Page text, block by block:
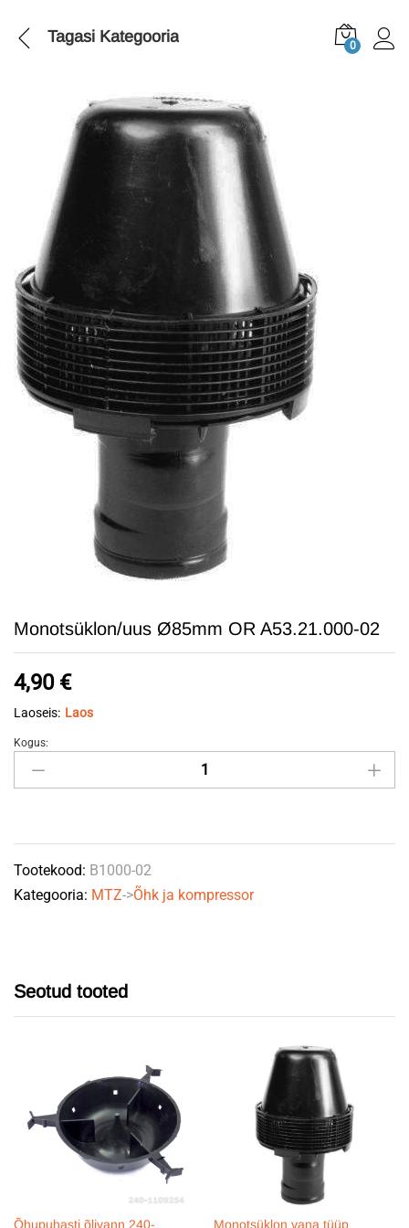
Tagasi Kategooria 0
Monotsüklon/uus Ø85mm OR A53.21.000-02
4,90 €
Laoseis: Laos
Monotsüklon/uus
Ø85mm
02
quantity
Kogus:
Tootekood: B1000-02
Kategooria: MTZ->Õhk ja kompressor
Seotud tooted
Õhupuhasti õlivann 240- Monotsüklon vana tüüp